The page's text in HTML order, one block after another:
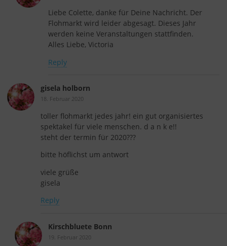
Liebe Colette, danke für Deine Nachricht. Der
Flohmarkt wird leider abgesagt. Dieses Jahr
werden keine Veranstaltungen stattfinden.
Alles Liebe, Victoria
Reply
gisela holborn
18. Februar 2020
toller flohmarkt jedes jahr! ein gut organisiertes
spektakel für viele menschen. d a n k e!!
steht der termin für 2020???
bitte höflichst um antwort
viele grüße
gisela
Reply
Kirschbluete Bonn
19. Februar 2020